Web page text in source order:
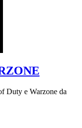
Duty e Warzone da